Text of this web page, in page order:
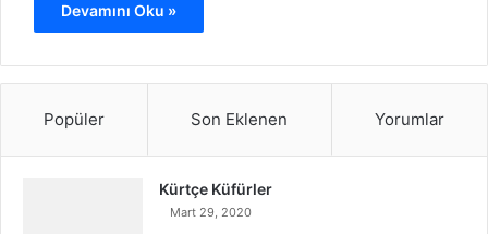
Devamını Oku »
Popüler Son Eklenen Yorumlar
Kürtçe Küfürler
Mart 29, 2020